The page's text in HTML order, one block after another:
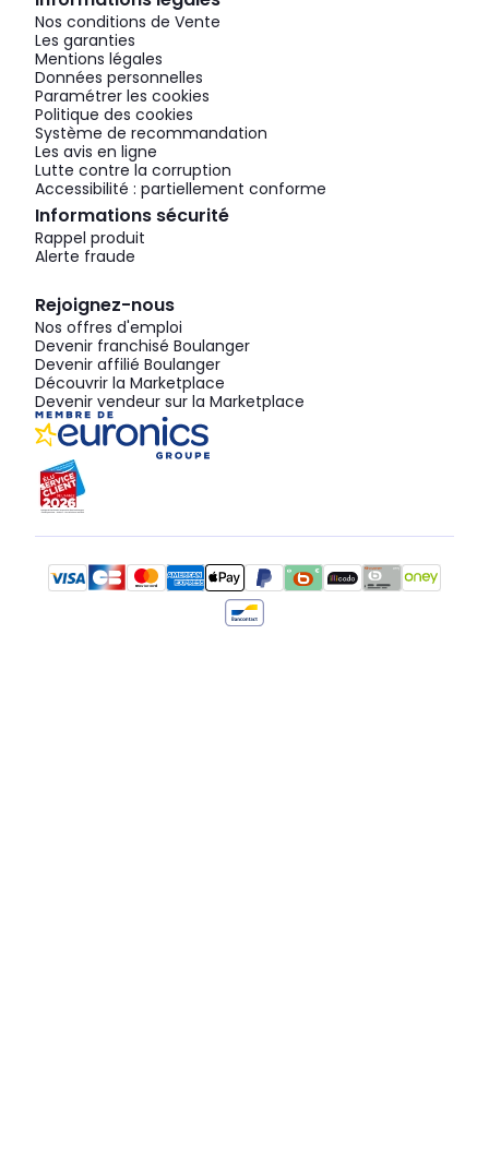
Nos conditions de Vente
Les garanties
Mentions légales
Données personnelles
Paramétrer les cookies
Politique des cookies
Système de recommandation
Les avis en ligne
Lutte contre la corruption
Accessibilité : partiellement conforme
Informations sécurité
Rappel produit
Alerte fraude
Rejoignez-nous
Nos offres d'emploi
Devenir franchisé Boulanger
Devenir affilié Boulanger
Découvrir la Marketplace
Devenir vendeur sur la Marketplace